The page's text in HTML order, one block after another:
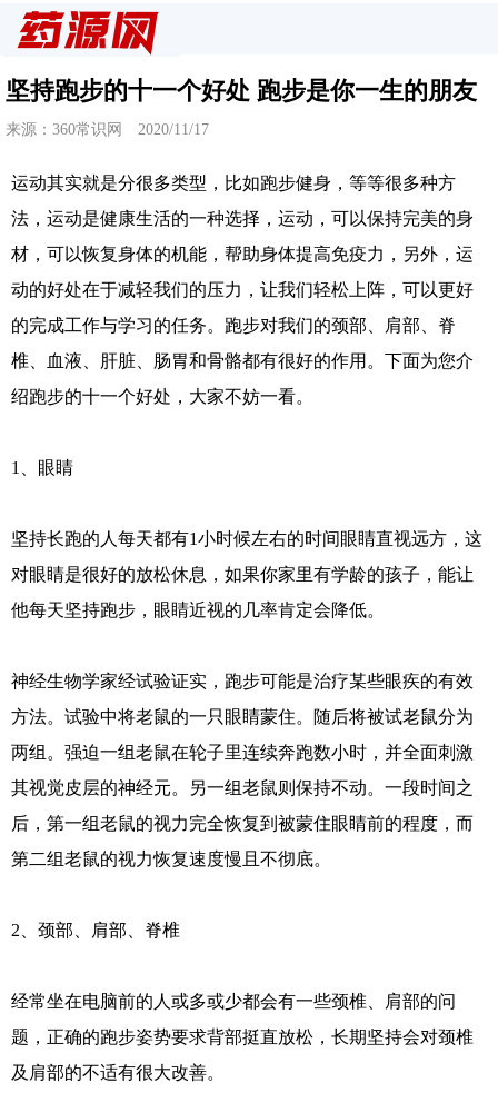
坚持跑步的十一个好处 跑步是你一生的朋友
来源：360常识网 2020/11/17
运动其实就是分很多类型，比如跑步健身，等等很多种方
法，运动是健康生活的一种选择，运动，可以保持完美的身
材，可以恢复身体的机能，帮助身体提高免疫力，另外，运
动的好处在于减轻我们的压力，让我们轻松上阵，可以更好
的完成工作与学习的任务。跑步对我们的颈部、肩部、脊
椎、血液、肝脏、肠胃和骨骼都有很好的作用。下面为您介
绍跑步的十一个好处，大家不妨一看。
1、眼睛
坚持长跑的人每天都有1小时候左右的时间眼睛直视远方，这
对眼睛是很好的放松休息，如果你家里有学龄的孩子，能让
他每天坚持跑步，眼睛近视的几率肯定会降低。
神经生物学家经试验证实，跑步可能是治疗某些眼疾的有效
方法。试验中将老鼠的一只眼睛蒙住。随后将被试老鼠分为
两组。强迫一组老鼠在轮子里连续奔跑数小时，并全面刺激
其视觉皮层的神经元。另一组老鼠则保持不动。一段时间之
后，第一组老鼠的视力完全恢复到被蒙住眼睛前的程度，而
第二组老鼠的视力恢复速度慢且不彻底。
2、颈部、肩部、脊椎
经常坐在电脑前的人或多或少都会有一些颈椎、肩部的问
题，正确的跑步姿势要求背部挺直放松，长期坚持会对颈椎
及肩部的不适有很大改善。